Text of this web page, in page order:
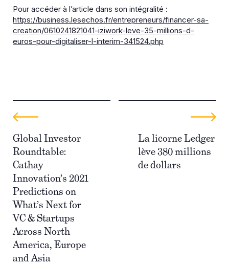
Pour accéder à l’article dans son intégralité :
https://business.lesechos.fr/entrepreneurs/financer-sa-
creation/0610241821041-iziwork-leve-35-millions-d-
euros-pour-digitaliser-l-interim-341524.php
Global Investor
Roundtable:
Cathay
Innovation’s 2021
Predictions on
What’s Next for
VC & Startups
Across North
America, Europe
and Asia
La licorne Ledger
lève 380 millions
de dollars